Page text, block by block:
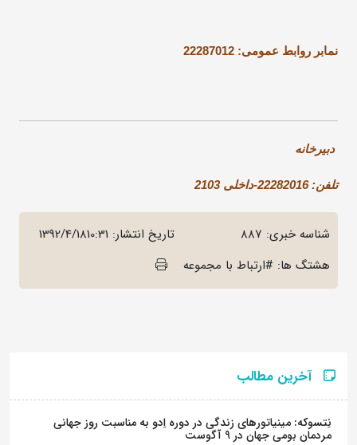
نمابر روابط عمومی: 22287012
دبیرخانه
تلفن: 22282016-داخلی 2103
شناسه خبری: 887 تاریخ انتشار: 1392/4/1810:31
هشتگ ها: #ارتباط با مجموعه
آخرین مطالب
نِتسوکه: مینیاتورهای زندگی در دوره اِدو به مناسبت روز جهانی
مردمان بومی جهان در 9 آگوست